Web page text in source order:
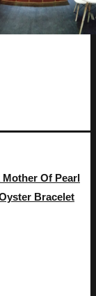
Mother Of Pearl
Bracelet